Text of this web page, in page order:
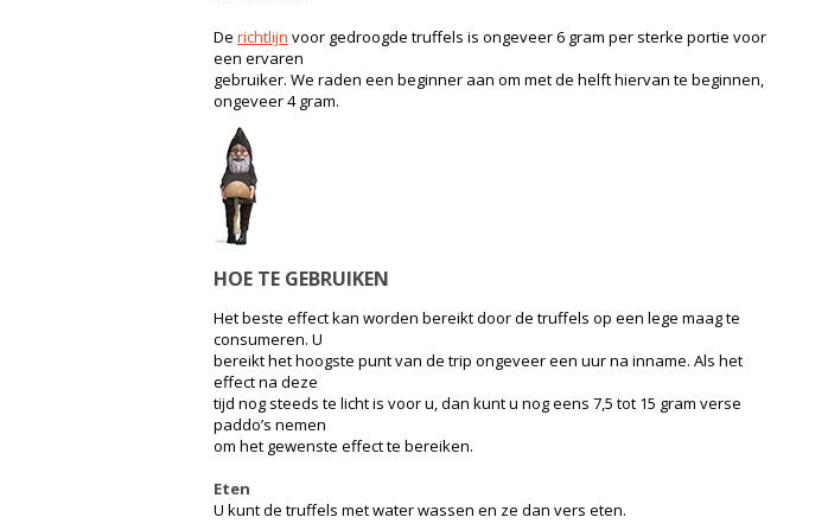
De richtlijn voor gedroogde truffels is ongeveer 6 gram per sterke portie voor
een ervaren
gebruiker. We raden een beginner aan om met de helft hiervan te beginnen,
ongeveer 4 gram.
HOE TE GEBRUIKEN
Het beste effect kan worden bereikt door de truffels op een lege maag te
consumeren. U
bereikt het hoogste punt van de trip ongeveer een uur na inname. Als het
effect na deze
tijd nog steeds te licht is voor u, dan kunt u nog eens 7,5 tot 15 gram verse
paddo’s nemen
om het gewenste effect te bereiken.
Eten
U kunt de truffels met water wassen en ze dan vers eten.